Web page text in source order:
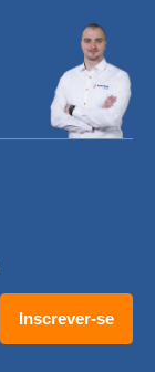
Inscrever-se